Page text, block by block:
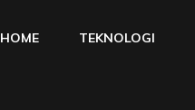
HOME TEKNOLOGI